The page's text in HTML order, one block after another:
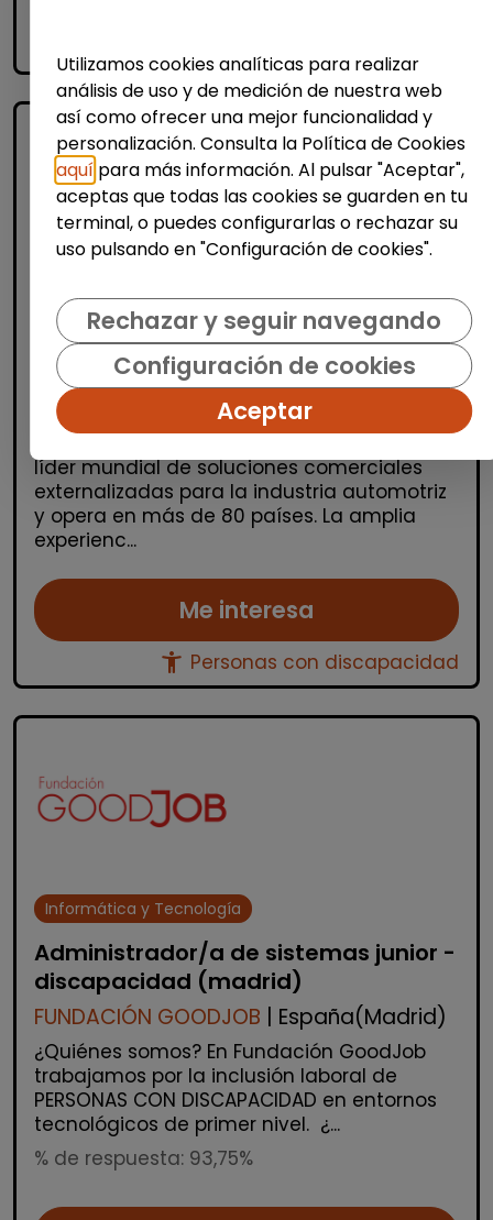
Administración, Finanzas y Gestión
Consultoría y Asesoría
Consultor/a de automoción (Madrid)
MSX Internacional| España(Madrid)
líder mundial de soluciones comerciales
externalizadas para la industria automotriz
y opera en más de 80 países. La amplia
experienc...
Me interesa
accessibility_new Personas con discapacidad
Informática y Tecnología
Administrador/a de sistemas junior -
discapacidad (madrid)
FUNDACIÓN GOODJOB | España(Madrid)
¿Quiénes somos? En Fundación GoodJob
trabajamos por la inclusión laboral de
PERSONAS CON DISCAPACIDAD en entornos
tecnológicos de primer nivel. ¿...
% de respuesta: 93,75%
Utilizamos cookies analíticas para realizar
análisis de uso y de medición de nuestra web
así como ofrecer una mejor funcionalidad y
personalización. Consulta la Política de Cookies
aquí para más información. Al pulsar "Aceptar",
aceptas que todas las cookies se guarden en tu
terminal, o puedes configurarlas o rechazar su
uso pulsando en "Configuración de cookies".
Rechazar y seguir navegando
Configuración de cookies
Aceptar